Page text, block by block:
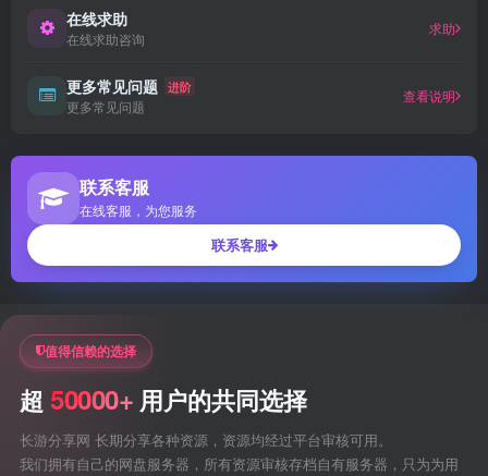
在线求助
在线求助咨询
求助
更多常见问题 进阶
更多常见问题
查看说明
联系客服
在线客服，为您服务
联系客服
值得信赖的选择
超 50000+ 用户的共同选择
长游分享网 长期分享各种资源，资源均经过平台审核可用。
我们拥有自己的网盘服务器，所有资源审核存档自有服务器，只为为用